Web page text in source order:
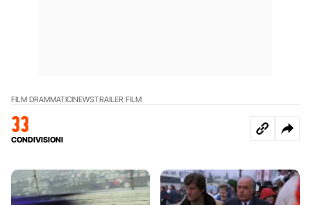
FILM DRAMMATICINEWSTRAILER FILM
33
CONDIVISIONI